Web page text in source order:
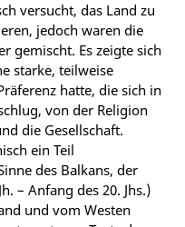
versucht, das Land zu
jedoch waren die
gemischt. Es zeigte sich
starke, teilweise
hatte, die sich in
von der Religion
die Gesellschaft.
ein Teil
des Balkans, der
– Anfang des 20. Jhs.)
und vom Westen